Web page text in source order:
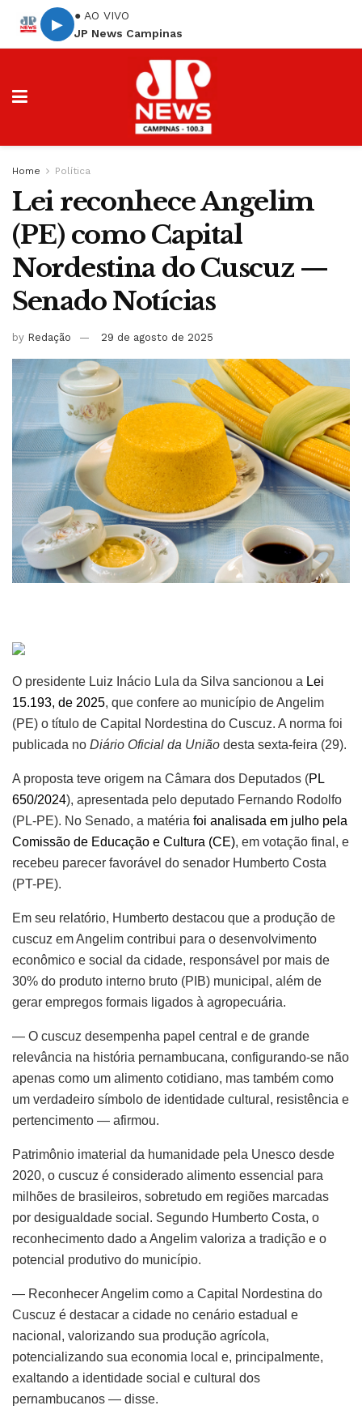
▶
● AO VIVO
JP News Campinas
Home Política
Lei reconhece Angelim
(PE) como Capital
Nordestina do Cuscuz —
Senado Notícias
by Redação 29 de agosto de 2025
O presidente Luiz Inácio Lula da Silva sancionou a Lei
15.193, de 2025, que confere ao município de Angelim
(PE) o título de Capital Nordestina do Cuscuz. A norma foi
publicada no Diário Oficial da União desta sexta-feira (29).
A proposta teve origem na Câmara dos Deputados (PL
650/2024), apresentada pelo deputado Fernando Rodolfo
(PL-PE). No Senado, a matéria foi analisada em julho pela
Comissão de Educação e Cultura (CE), em votação final, e
recebeu parecer favorável do senador Humberto Costa
(PT-PE).
Em seu relatório, Humberto destacou que a produção de
cuscuz em Angelim contribui para o desenvolvimento
econômico e social da cidade, responsável por mais de
30% do produto interno bruto (PIB) municipal, além de
gerar empregos formais ligados à agropecuária.
— O cuscuz desempenha papel central e de grande
relevância na história pernambucana, configurando-se não
apenas como um alimento cotidiano, mas também como
um verdadeiro símbolo de identidade cultural, resistência e
pertencimento — afirmou.
Patrimônio imaterial da humanidade pela Unesco desde
2020, o cuscuz é considerado alimento essencial para
milhões de brasileiros, sobretudo em regiões marcadas
por desigualdade social. Segundo Humberto Costa, o
reconhecimento dado a Angelim valoriza a tradição e o
potencial produtivo do município.
— Reconhecer Angelim como a Capital Nordestina do
Cuscuz é destacar a cidade no cenário estadual e
nacional, valorizando sua produção agrícola,
potencializando sua economia local e, principalmente,
exaltando a identidade social e cultural dos
pernambucanos — disse.